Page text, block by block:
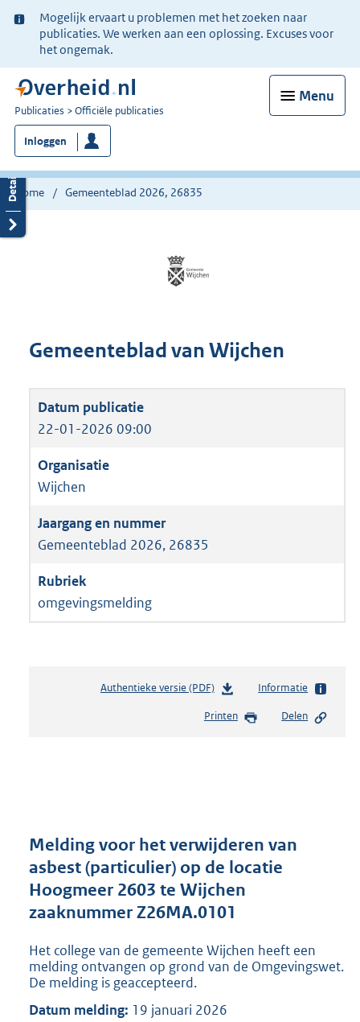
Ter
informatie:
Mogelijk ervaart u problemen met het zoeken naar
publicaties. We werken aan een oplossing. Excuses voor
het ongemak.
Menu
U
bent
nu
hier:
Publicaties Officiële publicaties
Inloggen
Home Gemeenteblad 2026, 26835
Gemeenteblad van Wijchen
22-01-2026 09:00
Wijchen
Gemeenteblad 2026, 26835
omgevingsmelding
Authentieke versie (PDF)b
s
r
o
o
t
t
8
1
K
Informatie
Printen Delen
Melding voor het verwijderen van
asbest (particulier) op de locatie
Hoogmeer 2603 te Wijchen
zaaknummer Z26MA.0101
Het college van de gemeente Wijchen heeft een
melding ontvangen op grond van de Omgevingswet.
De melding is geaccepteerd.
Datum melding: 19 januari 2026